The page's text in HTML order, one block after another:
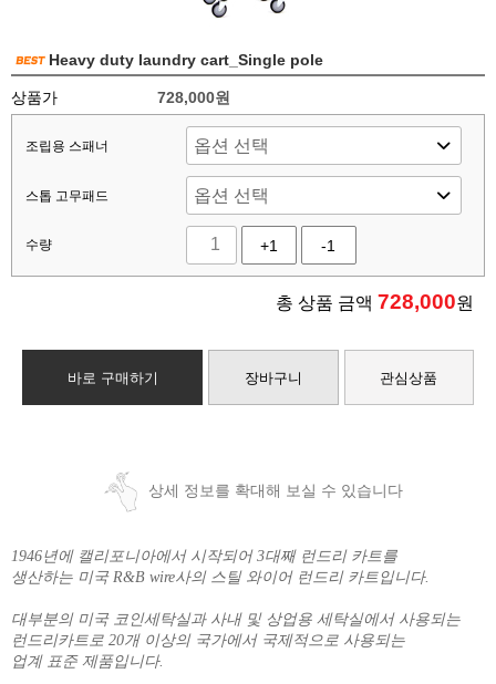
Heavy duty laundry cart_Single pole
상품가 728,000원
조립용 스패너
스톱 고무패드
수량 +1 -1
총 상품 금액 728,000원
바로 구매하기 장바구니 관심상품
상세 정보를 확대해 보실 수 있습니다
1946년에 캘리포니아에서 시작되어 3대째 런드리 카트를
생산하는 미국 R&B wire사의 스틸 와이어 런드리 카트입니다.
대부분의 미국 코인세탁실과 사내 및 상업용 세탁실에서 사용되는
런드리카트로 20개 이상의 국가에서 국제적으로 사용되는
업계 표준 제품입니다.